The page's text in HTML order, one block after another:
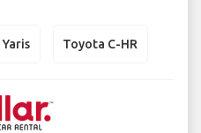
Toyota C-HR